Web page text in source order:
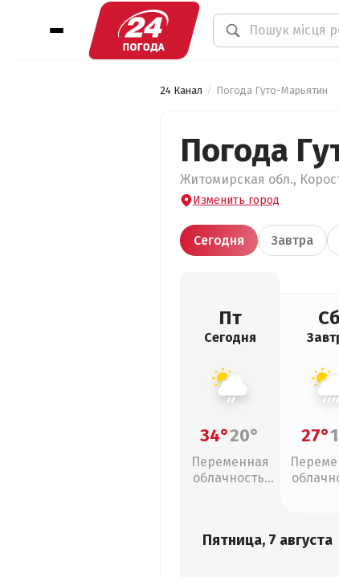
24 Канал Погода Гуто-Марьятин
Погода
Житомирская обл.,
Изменить город
Сегодня Завтра
Пт
Сегодня
34°20°
Переменная
облачность,
Сб
27°
Пятница, 7 августа